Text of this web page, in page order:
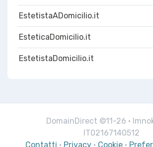
EstetistaADomicilio.it
EsteticaDomicilio.it
EstetistaDomicilio.it
DomainDirect ©11-26 ·
IT02167140512
Contatti · Privacy · Cookie ·